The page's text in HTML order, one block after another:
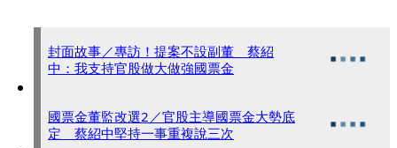
封面故事／專訪！提案不設副董 蔡紹
中：我支持官股做大做強國票金
國票金董監改選2／官股主導國票金大勢底
定 蔡紹中堅持一事重複說三次